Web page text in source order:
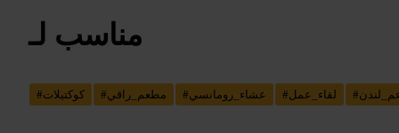
مناسب لـ
#كوكتيلات #مطعم_راقي #عشاء_رومانسي #لقاء_عمل #